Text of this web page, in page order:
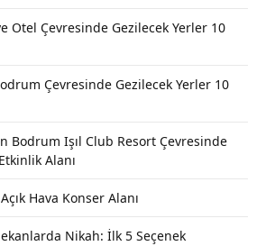
Otel Çevresinde Gezilecek Yerler 10
Çevresinde Gezilecek Yerler 10
Bodrum Işıl Club Resort Çevresinde
Alanı
Hava Konser Alanı
Nikah: İlk 5 Seçenek